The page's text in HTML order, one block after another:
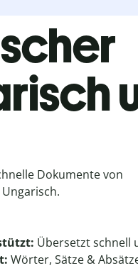
Dokumente von
Übersetzt schnell
Wörter, Sätze &